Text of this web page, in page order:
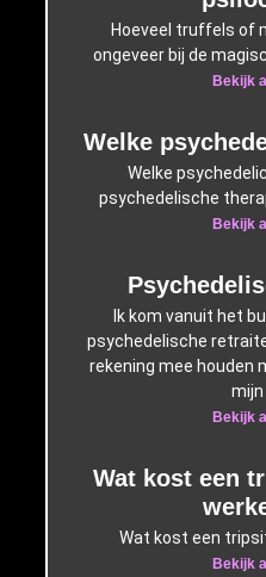
Hoeveel truffels of
ongeveer bij de
Bekijk
Welke
Welke
psychedelische
Bekijk
Ik kom vanuit het
psychedelische
rekening mee houden
mijn
Bekijk
Wat kost een
Wat kost een
Bekijk